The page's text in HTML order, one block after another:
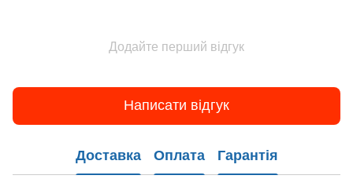
Додайте перший відгук
Написати відгук
Доставка Оплата Гарантія